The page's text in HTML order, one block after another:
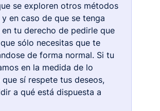
se exploren otros métodos
en caso de que se tenga
tu derecho de pedirle que
sólo necesitas que te
de forma normal. Si tu
en la medida de lo
sí respete tus deseos,
a qué está dispuesta a